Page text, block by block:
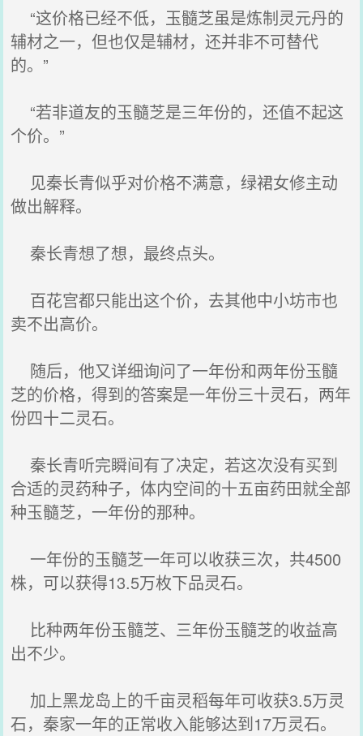
“这价格已经不低，玉髓芝虽是炼制灵元丹的
辅材之一，但也仅是辅材，还并非不可替代
的。”
“若非道友的玉髓芝是三年份的，还值不起这
个价。”
见秦长青似乎对价格不满意，绿裙女修主动
做出解释。
秦长青想了想，最终点头。
百花宫都只能出这个价，去其他中小坊市也
卖不出高价。
随后，他又详细询问了一年份和两年份玉髓
芝的价格，得到的答案是一年份三十灵石，两年
份四十二灵石。
秦长青听完瞬间有了决定，若这次没有买到
合适的灵药种子，体内空间的十五亩药田就全部
种玉髓芝，一年份的那种。
一年份的玉髓芝一年可以收获三次，共4500
株，可以获得13.5万枚下品灵石。
比种两年份玉髓芝、三年份玉髓芝的收益高
出不少。
加上黑龙岛上的千亩灵稻每年可收获3.5万灵
石，秦家一年的正常收入能够达到17万灵石。